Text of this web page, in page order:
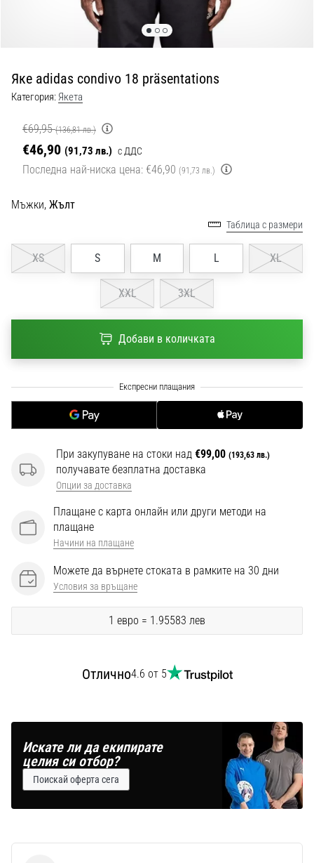
от
Nike,
PUMA.
Бъди
част
всеки
и…
1 мин. четене
Phantom
Открий
футболни
Nike
Phantom
прецизност,
контрол
мощ
във
Перфектни
всички
статии
Яке adidas condivo 18 präsentations
Категория: Якета
€69,95 (136,81 лв.)
€46,90 (91,73 лв.) с ДДС
Последна най-ниска цена: €46,90 (91,73 лв.)
Мъжки, Жълт
Таблица с размери
XS S M L XL
XXL 3XL
Добави в количката
При закупуване на стоки над €99,00 (193,63 лв.)
получавате безплатна доставка
Опции за доставка
Плащане с карта онлайн или други методи на
плащане
Начини на плащане
Можете да върнете стоката в рамките на 30 дни
Условия за връщане
1 евро = 1.95583 лев
Отлично4.6 от 5
Искате ли да екипирате
целия си отбор?
Поискай оферта сега